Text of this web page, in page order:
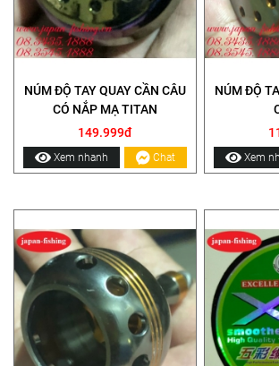
NÚM ĐỘ TAY QUAY CẦN CÂU
CÓ NẮP MẠ TITAN
149.999đ
Xem nhanh Chat
NÚM ĐỘ
Xem